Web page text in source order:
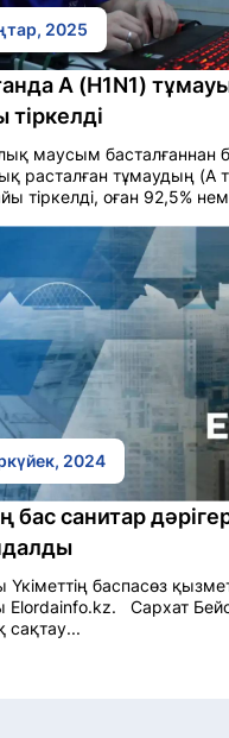
2025
А (H1N1)
маусым басталғаннан
расталған тұмаудың (А
тіркелді, оған 92,5%
2024
бас санитар
Үкіметтің баспасөз
Elordainfo.kz. Сархат
сақтау...